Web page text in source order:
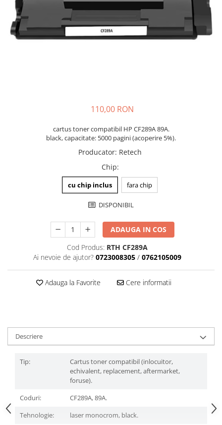
110,00 RON
cartus toner compatibil HP CF289A 89A.
black, capacitate: 5000 pagini (acoperire 5%).
Producator: Retech
Chip:
cu chip inclus fara chip
DISPONIBIL
ADAUGA IN COS
Cod Produs: RTH CF289A
Ai nevoie de ajutor? 0723008305 / 0762105009
Adauga la Favorite Cere informatii
Descriere
Tip:
Cartus toner compatibil (inlocuitor,
echivalent, replacement, aftermarket,
foruse).
Coduri:
CF289A, 89A.
Tehnologie:
laser monocrom, black.